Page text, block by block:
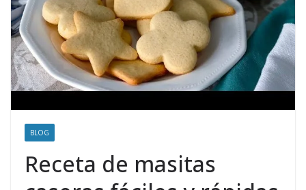
BLOG
Receta de masitas